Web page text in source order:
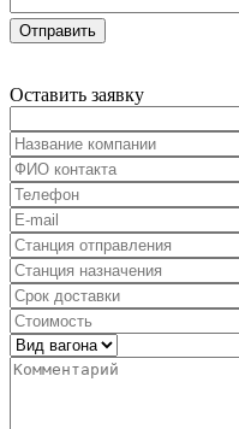
Оставить заявку